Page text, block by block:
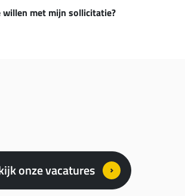
met mijn sollicitatie?
onze vacatures